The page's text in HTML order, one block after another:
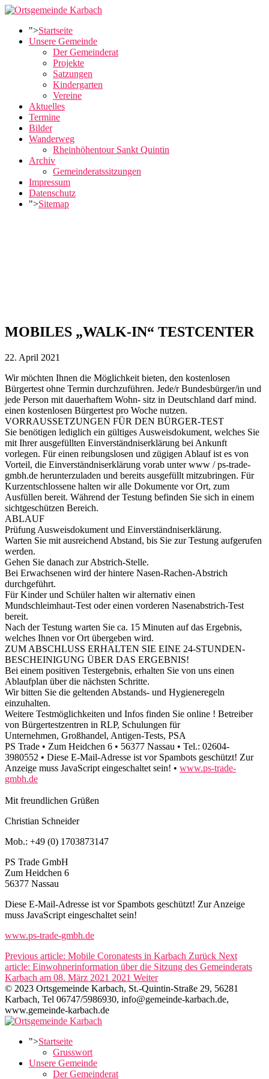
">Startseite
Unsere Gemeinde
Der Gemeinderat
Projekte
Satzungen
Kindergarten
Vereine
Aktuelles
Termine
Bilder
Wanderweg
Rheinhöhentour Sankt Quintin
Archiv
Gemeinderatssitzungen
Impressum
Datenschutz
">Sitemap
MOBILES „WALK-IN“ TESTCENTER
22. April 2021
Wir möchten Ihnen die Möglichkeit bieten, den kostenlosen
Bürgertest ohne Termin durchzuführen. Jede/r Bundesbürger/in und
jede Person mit dauerhaftem Wohn- sitz in Deutschland darf mind.
einen kostenlosen Bürgertest pro Woche nutzen.
VORRAUSSETZUNGEN FÜR DEN BÜRGER-TEST
Sie benötigen lediglich ein gültiges Ausweisdokument, welches Sie
mit Ihrer ausgefüllten Einverständniserklärung bei Ankunft
vorlegen. Für einen reibungslosen und zügigen Ablauf ist es von
Vorteil, die Einverständniserklärung vorab unter www / ps-trade-
gmbh.de herunterzuladen und bereits ausgefüllt mitzubringen. Für
Kurzentschlossene halten wir alle Dokumente vor Ort, zum
Ausfüllen bereit. Während der Testung befinden Sie sich in einem
sichtgeschützen Bereich.
ABLAUF
Prüfung Ausweisdokument und Einverständniserklärung.
Warten Sie mit ausreichend Abstand, bis Sie zur Testung aufgerufen
werden.
Gehen Sie danach zur Abstrich-Stelle.
Bei Erwachsenen wird der hintere Nasen-Rachen-Abstrich
durchgeführt.
Für Kinder und Schüler halten wir alternativ einen
Mundschleimhaut-Test oder einen vorderen Nasenabstrich-Test
bereit.
Nach der Testung warten Sie ca. 15 Minuten auf das Ergebnis,
welches Ihnen vor Ort übergeben wird.
ZUM ABSCHLUSS ERHALTEN SIE EINE 24-STUNDEN-
BESCHEINIGUNG ÜBER DAS ERGEBNIS!
Bei einem positiven Testergebnis, erhalten Sie von uns einen
Ablaufplan über die nächsten Schritte.
Wir bitten Sie die geltenden Abstands- und Hygieneregeln
einzuhalten.
Weitere Testmöglichkeiten und Infos finden Sie online ! Betreiber
von Bürgertestzentren in RLP, Schulungen für
Unternehmen, Großhandel, Antigen-Tests, PSA
PS Trade • Zum Heidchen 6 • 56377 Nassau • Tel.: 02604-
3980552 • Diese E-Mail-Adresse ist vor Spambots geschützt! Zur
Anzeige muss JavaScript eingeschaltet sein! • www.ps-trade-
gmbh.de
Mit freundlichen Grüßen
Christian Schneider
Mob.: +49 (0) 1703873147
PS Trade GmbH
Zum Heidchen 6
56377 Nassau
Diese E-Mail-Adresse ist vor Spambots geschützt! Zur Anzeige
muss JavaScript eingeschaltet sein!
www.ps-trade-gmbh.de
Previous article: Mobile Coronatests in Karbach Zurück Next
article: Einwohnerinformation über die Sitzung des Gemeinderats
Karbach am 08. März 2021 2021 Weiter
© 2023 Ortsgemeinde Karbach, St.-Quintin-Straße 29, 56281
Karbach, Tel 06747/5986930, info@gemeinde-karbach.de,
www.gemeinde-karbach.de
">Startseite
Grusswort
Unsere Gemeinde
Der Gemeinderat